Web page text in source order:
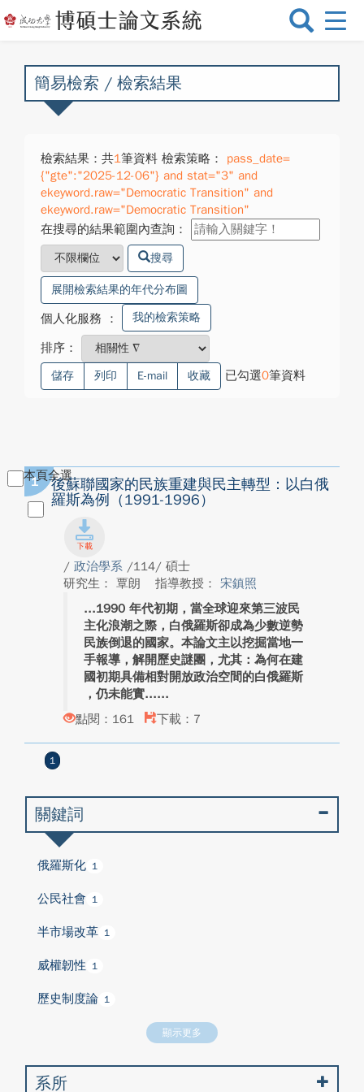
選
換
簡易檢索 / 檢索結果
檢索結果：共1筆資料 檢索策略：
pass_date=
{"gte":"2025-12-06"} and stat="3" and
ekeyword.raw="Democratic Transition" and
ekeyword.raw="Democratic Transition"
在搜尋的結果範圍內查詢：
搜尋
展開檢索結果的年代分布圖
個人化服務 ： 我的檢索策略
排序：
儲存 列印 E-mail 收藏 已勾選0筆資料
本頁全選
1
後蘇聯國家的民族重建與民主轉型：以白俄
羅斯為例（1991-1996）
/ 政治學系 /114/ 碩士
研究生： 覃朗
指導教授： 宋鎮照
1990 年代初期，當全球迎來第三波民
主化浪潮之際，白俄羅斯卻成為少數逆勢
民族倒退的國家。本論文主以挖掘當地一
手報導，解開歷史謎團，尤其：為何在建
國初期具備相對開放政治空間的白俄羅斯
，仍未能實...
點閱：161
下載：7
1
關鍵詞
俄羅斯化 1
公民社會 1
半市場改革 1
威權韌性 1
歷史制度論 1
顯示更多
系所